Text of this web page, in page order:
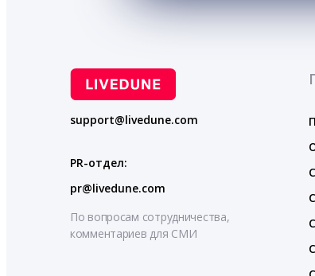
support@livedune.com
PR-отдел:
pr@livedune.com
По вопросам сотрудничества,
комментариев для СМИ